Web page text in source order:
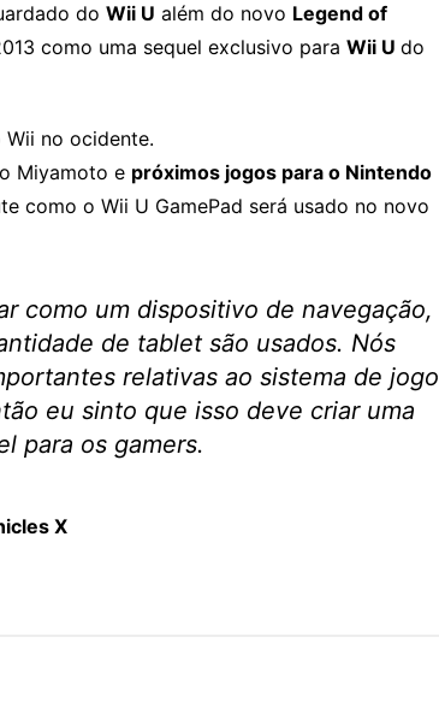
do Wii U além do novo Legend of
como uma sequel exclusivo para Wii U do
no ocidente.
Miyamoto e próximos jogos para o Nintendo
como o Wii U GamePad será usado no novo
como um dispositivo de navegação,
de tablet são usados. Nós
relativas ao sistema de jogo
eu sinto que isso deve criar uma
para os gamers.
X